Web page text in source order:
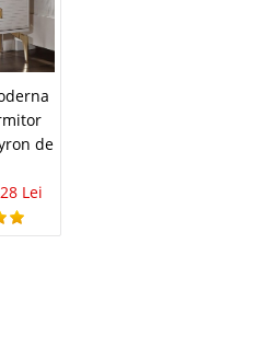
Veyron de Lux
pret Masa de toaleta si machiaj
Set Veyron de Lux original Transforma-
lux cu masa de toaleta alba Veyron de
si functionalitate dormitorul..
Moderna
de
Lei